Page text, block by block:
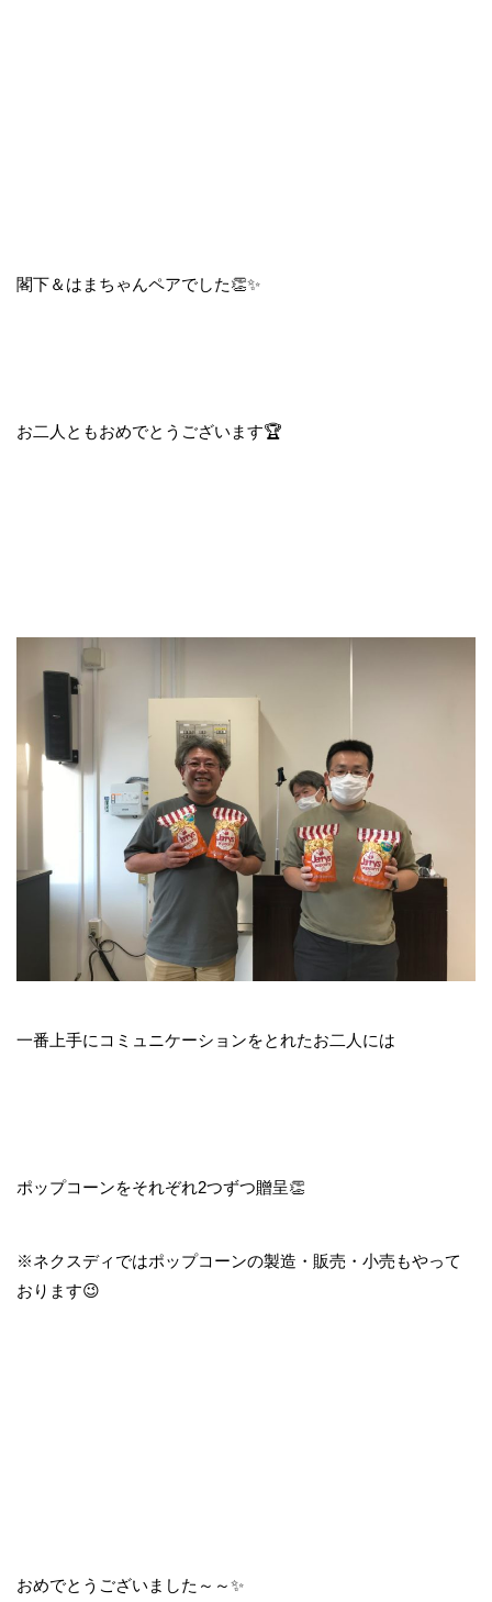
閣下＆はまちゃんペアでした👏✨
お二人ともおめでとうございます🏆
一番上手にコミュニケーションをとれたお二人には
ポップコーンをそれぞれ2つずつ贈呈👏
※ネクスディではポップコーンの製造・販売・小売もやって
おります😉
おめでとうございました～～✨